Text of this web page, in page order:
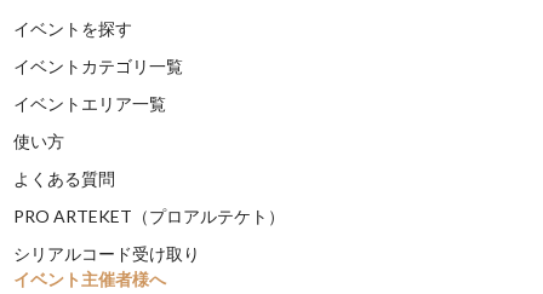
イベントを探す
イベントカテゴリ一覧
イベントエリア一覧
使い方
よくある質問
PRO ARTEKET（プロアルテケト）
シリアルコード受け取り
イベント主催者様へ